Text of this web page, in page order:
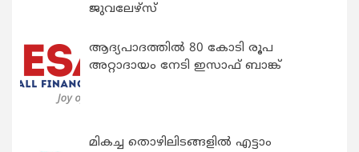
ജുവലേഴ്‌സ്
ആദ്യപാദത്തിൽ 80 കോടി രൂപ
അറ്റാദായം നേടി ഇസാഫ് ബാങ്ക്
മികച്ച തൊഴിലിടങ്ങളിൽ എട്ടാം